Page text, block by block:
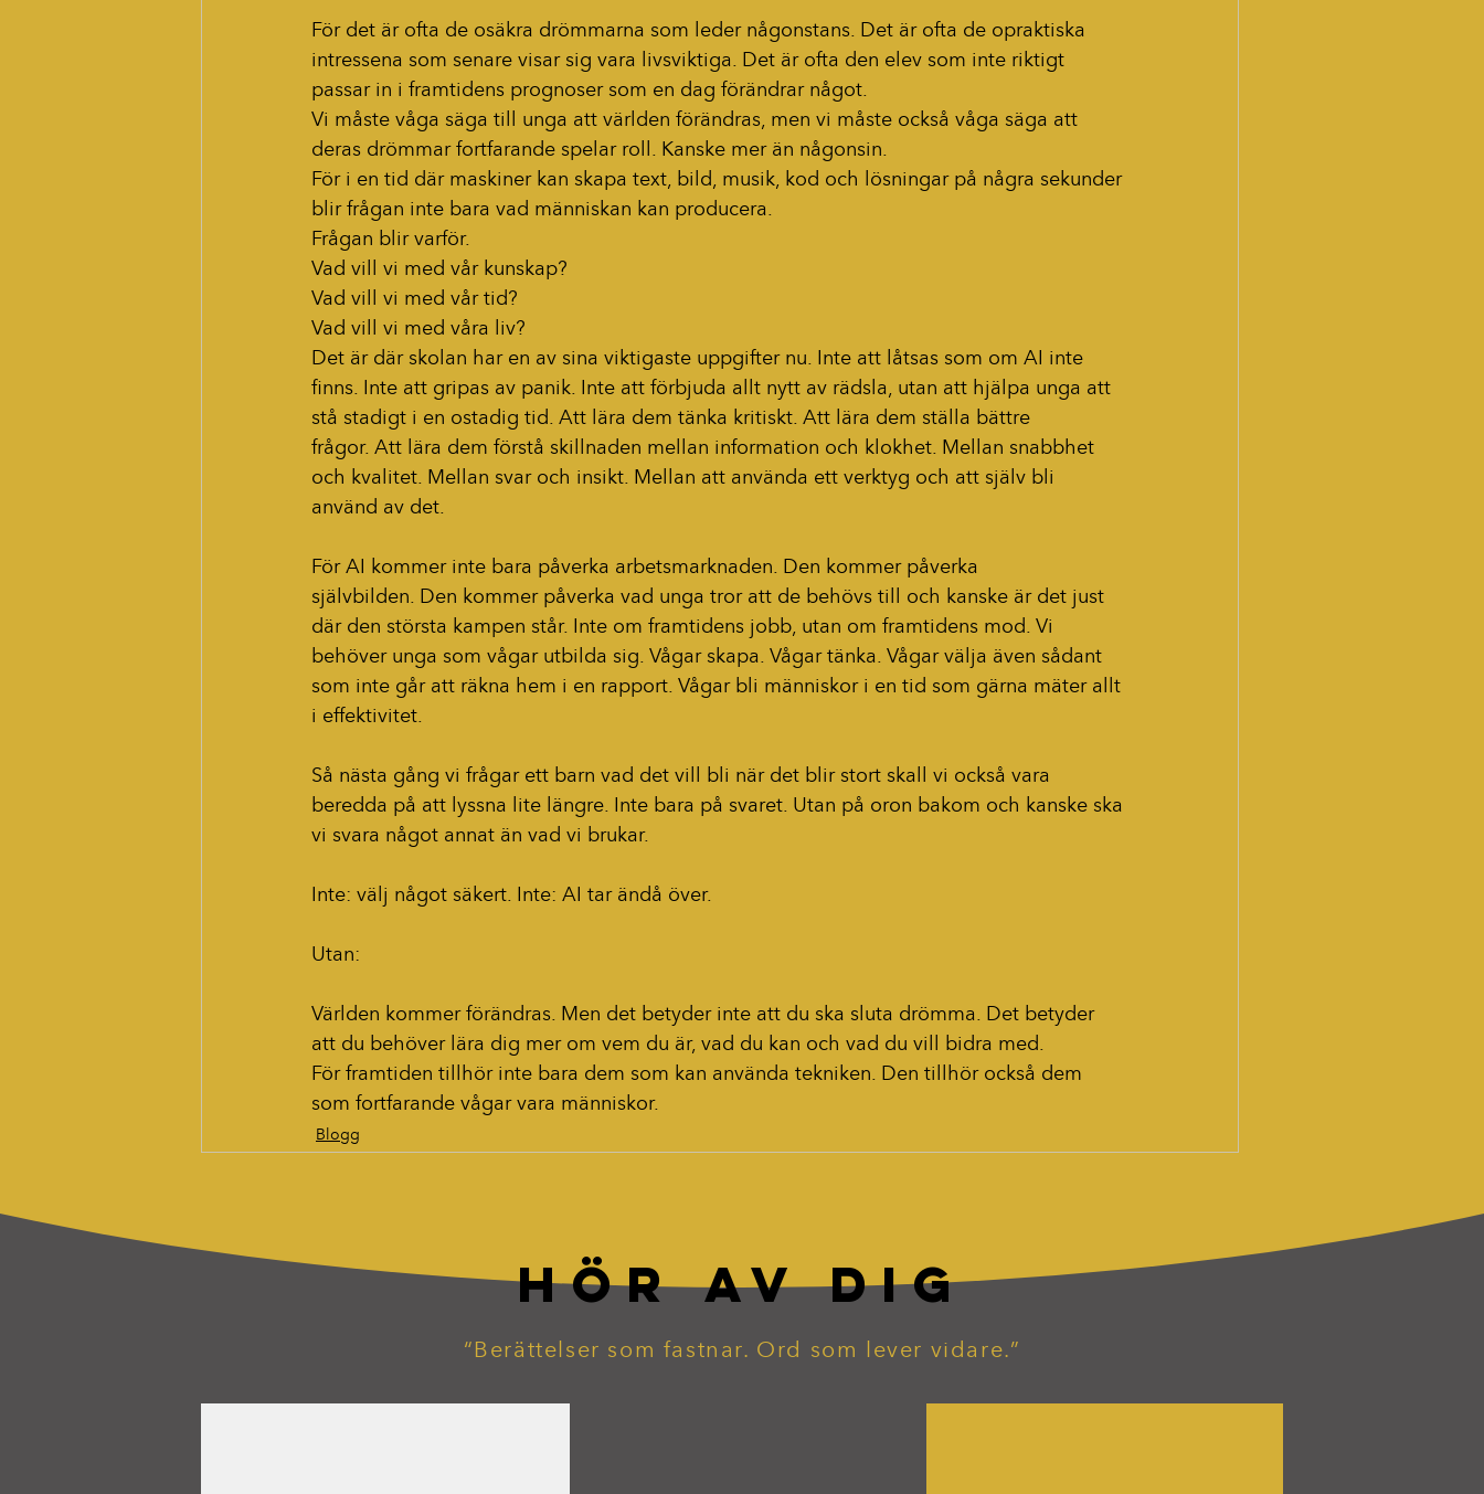
För det är ofta de osäkra drömmarna som leder någonstans. Det är ofta de opraktiska
intressena som senare visar sig vara livsviktiga. Det är ofta den elev som inte riktigt
passar in i framtidens prognoser som en dag förändrar något.
Vi måste våga säga till unga att världen förändras, men vi måste också våga säga att
deras drömmar fortfarande spelar roll. Kanske mer än någonsin.
För i en tid där maskiner kan skapa text, bild, musik, kod och lösningar på några sekunder
blir frågan inte bara vad människan kan producera.
Frågan blir varför.
Vad vill vi med vår kunskap?
Vad vill vi med vår tid?
Vad vill vi med våra liv?
Det är där skolan har en av sina viktigaste uppgifter nu. Inte att låtsas som om AI inte
finns. Inte att gripas av panik. Inte att förbjuda allt nytt av rädsla, utan att hjälpa unga att
stå stadigt i en ostadig tid. Att lära dem tänka kritiskt. Att lära dem ställa bättre
frågor. Att lära dem förstå skillnaden mellan information och klokhet. Mellan snabbhet
och kvalitet. Mellan svar och insikt. Mellan att använda ett verktyg och att själv bli
använd av det.
För AI kommer inte bara påverka arbetsmarknaden. Den kommer påverka
självbilden. Den kommer påverka vad unga tror att de behövs till och kanske är det just
där den största kampen står. Inte om framtidens jobb, utan om framtidens mod. Vi
behöver unga som vågar utbilda sig. Vågar skapa. Vågar tänka. Vågar välja även sådant
som inte går att räkna hem i en rapport. Vågar bli människor i en tid som gärna mäter allt
i effektivitet.
Så nästa gång vi frågar ett barn vad det vill bli när det blir stort skall vi också vara
beredda på att lyssna lite längre. Inte bara på svaret. Utan på oron bakom och kanske ska
vi svara något annat än vad vi brukar.
Inte: välj något säkert. Inte: AI tar ändå över.
Utan:
Världen kommer förändras. Men det betyder inte att du ska sluta drömma. Det betyder
att du behöver lära dig mer om vem du är, vad du kan och vad du vill bidra med.
För framtiden tillhör inte bara dem som kan använda tekniken. Den tillhör också dem
som fortfarande vågar vara människor.
Blogg
HÖR AV DIG
“Berättelser som fastnar. Ord som lever vidare.”